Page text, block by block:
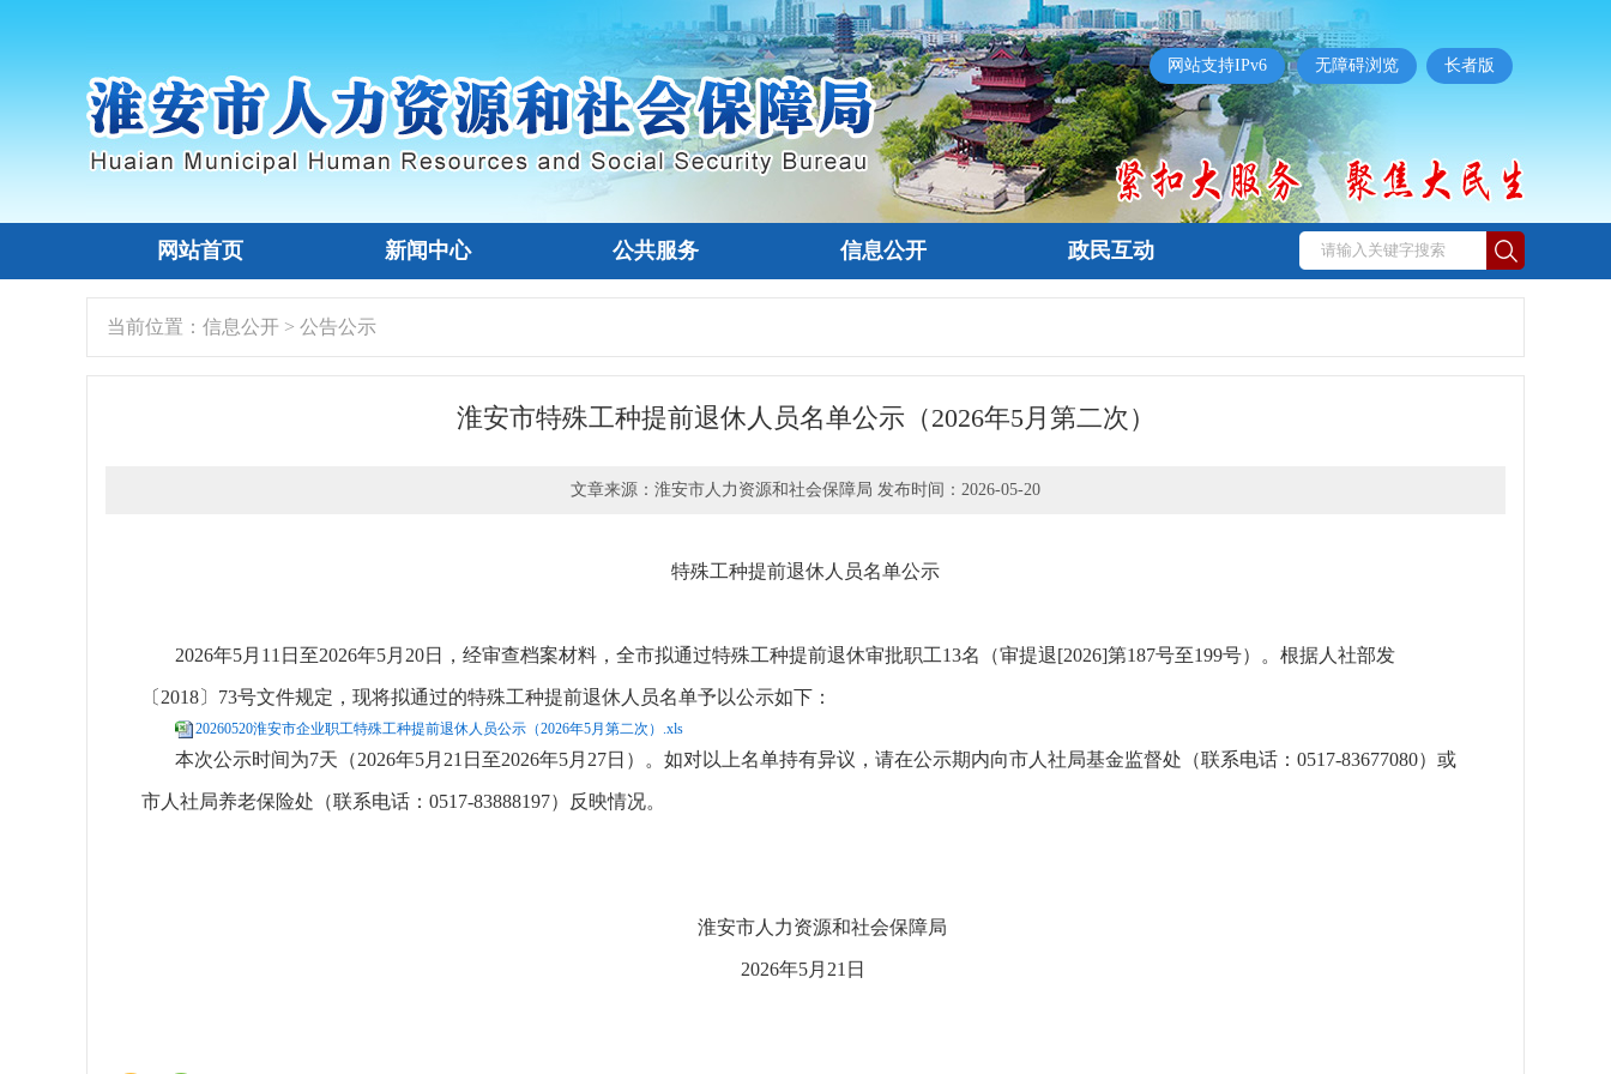
网站支持IPv6 无障碍浏览 长者版
网站首页 新闻中心 公共服务 信息公开 政民互动
当前位置： 信息公开 > 公告公示
淮安市特殊工种提前退休人员名单公示（2026年5月第二次）
文章来源：淮安市人力资源和社会保障局 发布时间：2026-05-20
特殊工种提前退休人员名单公示
2026年5月11日至2026年5月20日，经审查档案材料，全市拟通过特殊工种提前退休审批职工13名（审提退[2026]第187号至199号）。根据人社部发
〔2018〕73号文件规定，现将拟通过的特殊工种提前退休人员名单予以公示如下：
20260520淮安市企业职工特殊工种提前退休人员公示（2026年5月第二次）.xls
本次公示时间为7天（2026年5月21日至2026年5月27日）。如对以上名单持有异议，请在公示期内向市人社局基金监督处（联系电话：0517-83677080）或
市人社局养老保险处（联系电话：0517-83888197）反映情况。
淮安市人力资源和社会保障局
2026年5月21日